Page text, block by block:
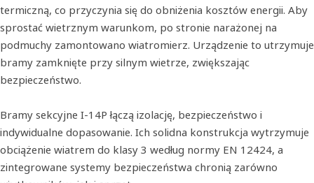
termiczną, co przyczynia się do obniżenia kosztów energii. Aby
sprostać wietrznym warunkom, po stronie narażonej na
podmuchy zamontowano wiatromierz. Urządzenie to utrzymuje
bramy zamknięte przy silnym wietrze, zwiększając
bezpieczeństwo.
Bramy sekcyjne I-14P łączą izolację, bezpieczeństwo i
indywidualne dopasowanie. Ich solidna konstrukcja wytrzymuje
obciążenie wiatrem do klasy 3 według normy EN 12424, a
zintegrowane systemy bezpieczeństwa chronią zarówno